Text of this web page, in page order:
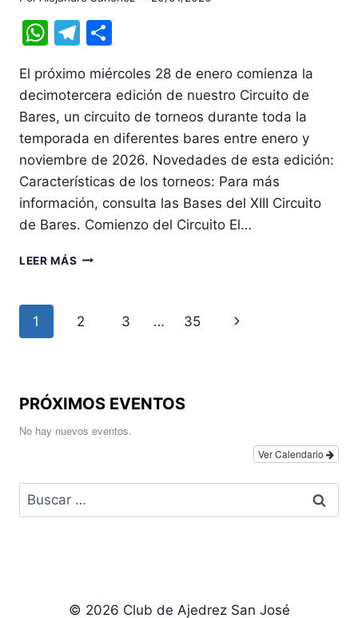
WhatsApp
Telegram
El próximo miércoles 28 de enero comienza la
decimotercera edición de nuestro Circuito de
Bares, un circuito de torneos durante toda la
temporada en diferentes bares entre enero y
noviembre de 2026. Novedades de esta edición:
Características de los torneos: Para más
información, consulta las Bases del XIII Circuito
de Bares. Comienzo del Circuito El…
LEER MÁS COMIENZA
DE
Navegación
página
1 2 3 … 35
Siguiente
PRÓXIMOS EVENTOS
No hay nuevos eventos.
Ver Calendario
Buscar:
© 2026 Club de Ajedrez San José